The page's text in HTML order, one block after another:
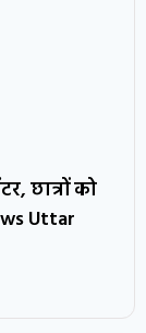
छात्रों को
Uttar